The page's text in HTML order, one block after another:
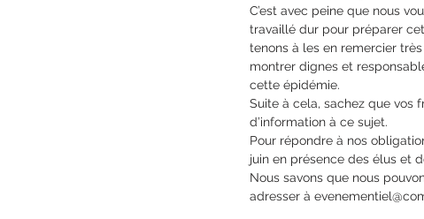
C’est avec peine que nous
travaillé dur pour préparer
tenons à les en remercier
montrer dignes et
cette épidémie.
Suite à cela, sachez que vos
d’information à ce sujet.
Pour répondre à nos
juin en présence des élus et
Nous savons que nous
adresser à